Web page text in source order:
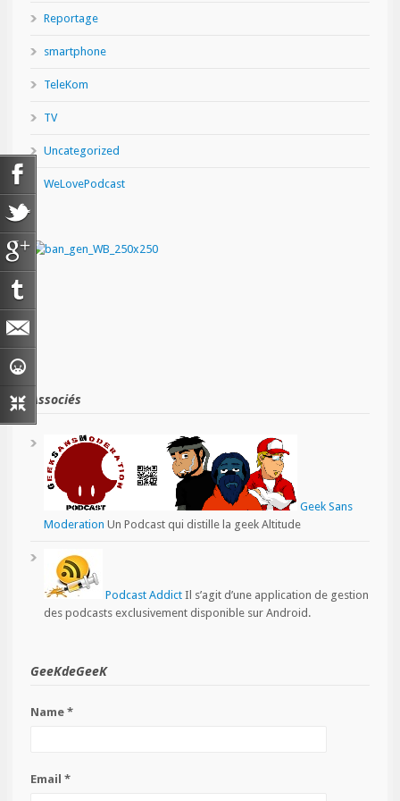
Reportage
smartphone
TeleKom
TV
Uncategorized
WeLovePodcast
Associés
Geek Sans
Moderation Un Podcast qui distille la geek Altitude
Podcast Addict Il s’agit d’une application de gestion
des podcasts exclusivement disponible sur Android.
GeeKdeGeeK
Name *
Email *